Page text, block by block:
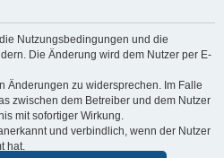
Nutzungsbedingungen und die
Die Änderung wird dem Nutzer per E-
Änderungen zu widersprechen. Im Falle
zwischen dem Betreiber und dem Nutzer
mit sofortiger Wirkung.
und verbindlich, wenn der Nutzer
hat.